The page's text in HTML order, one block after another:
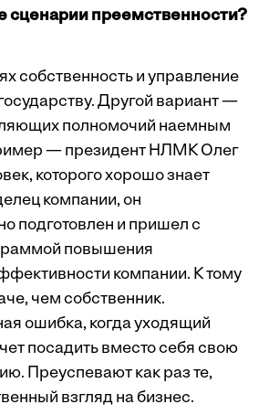
сценарии преемственности?
собственность и управление
Другой вариант —
полномочий наемным
— президент НЛМК Олег
которого хорошо знает
компании, он
подготовлен и пришел с
повышения
компании. К тому
чем собственник.
ошибка, когда уходящий
посадить вместо себя свою
Преуспевают как раз те,
взгляд на бизнес.